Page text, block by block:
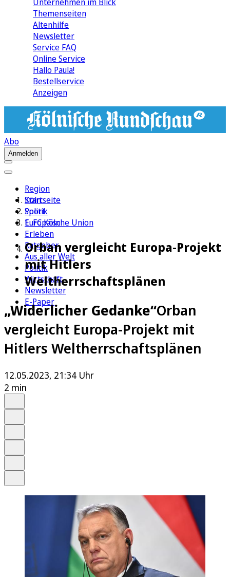
Themenseiten
Altenhilfe
Newsletter
Service FAQ
Online Service
Hallo Paula!
Bestellservice
Anzeigen
Abo
Anmelden
Region
Köln
Sport
1. FC Köln
Erleben
Ratgeber
Aus aller Welt
Politik
Wirtschaft
Newsletter
E-Paper
Startseite
Politik
Europäische Union
Orban vergleicht Europa-Projekt
mit Hitlers
Weltherrschaftsplänen
„Widerlicher Gedanke“Orban
vergleicht Europa-Projekt mit
Hitlers Weltherrschaftsplänen
12.05.2023, 21:34 Uhr
2 min